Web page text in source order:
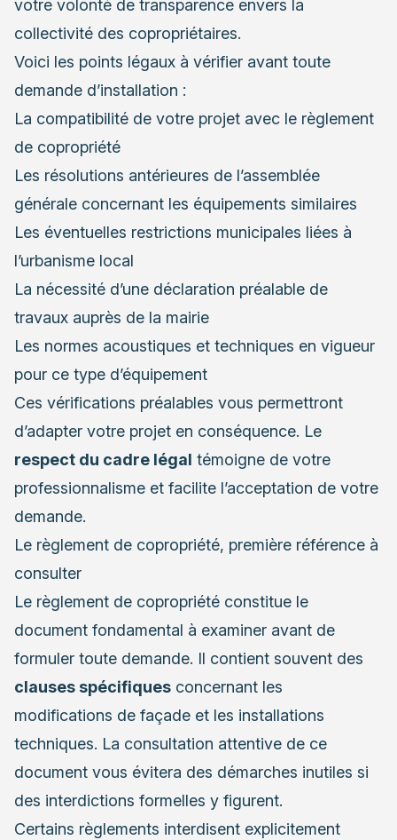
votre volonté de transparence envers la
collectivité des copropriétaires.
Voici les points légaux à vérifier avant toute
demande d’installation :
La compatibilité de votre projet avec le règlement
de copropriété
Les résolutions antérieures de l’assemblée
générale concernant les équipements similaires
Les éventuelles restrictions municipales liées à
l’urbanisme local
La nécessité d’une déclaration préalable de
travaux auprès de la mairie
Les normes acoustiques et techniques en vigueur
pour ce type d’équipement
Ces vérifications préalables vous permettront
d’adapter votre projet en conséquence. Le
respect du cadre légal témoigne de votre
professionnalisme et facilite l’acceptation de votre
demande.
Le règlement de copropriété, première référence à
consulter
Le règlement de copropriété constitue le
document fondamental à examiner avant de
formuler toute demande. Il contient souvent des
clauses spécifiques concernant les
modifications de façade et les installations
techniques. La consultation attentive de ce
document vous évitera des démarches inutiles si
des interdictions formelles y figurent.
Certains règlements interdisent explicitement